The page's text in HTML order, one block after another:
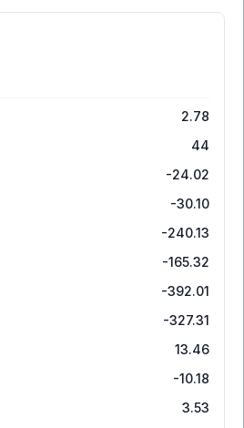
2.78
44
-24.02
-30.10
-240.13
-165.32
-392.01
-327.31
13.46
-10.18
3.53